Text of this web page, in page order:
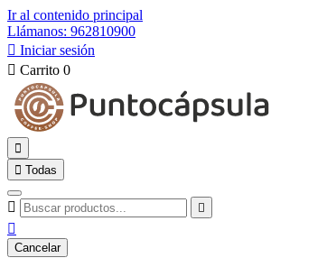
Ir al contenido principal
Llámanos: 962810900
 Iniciar sesión
 Carrito 0

 Todas
 

Cancelar